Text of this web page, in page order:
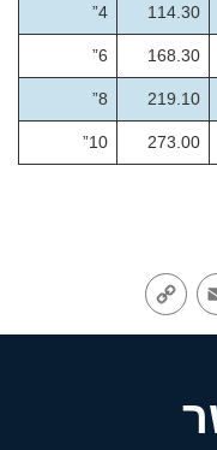
114.30
4”
168.30
6”
219.10
8”
273.00
10”
Email